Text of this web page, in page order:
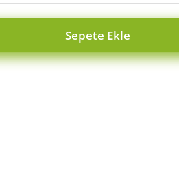
Sepete Ekle